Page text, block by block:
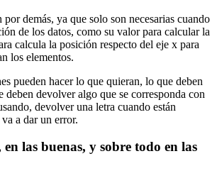
por demás, ya que solo son necesarias cuando
de los datos, como su valor para calcular la
calcula la posición respecto del eje x para
los elementos.
pueden hacer lo que quieran, lo que deben
deben devolver algo que se corresponda con
devolver una letra cuando están
a dar un error.
las buenas, y sobre todo en las